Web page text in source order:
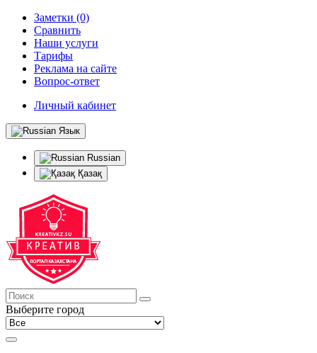
Заметки (0)
Сравнить
Наши услуги
Тарифы
Реклама на сайте
Вопрос-ответ
Личный кабинет
Язык
Russian
Қазақ
Выберите город